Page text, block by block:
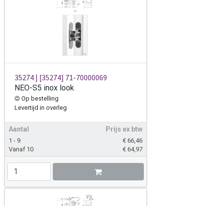
35274 | [35274] 71-70000069
NEO-S5 inox look
Op bestelling
Levertijd in overleg
Aantal Prijs ex btw
1 - 9 € 66,46
Vanaf 10
€ 64,97